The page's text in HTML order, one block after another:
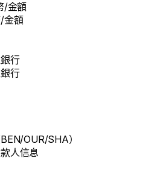
/金額
金額
行
行
OUR/SHA）
人信息